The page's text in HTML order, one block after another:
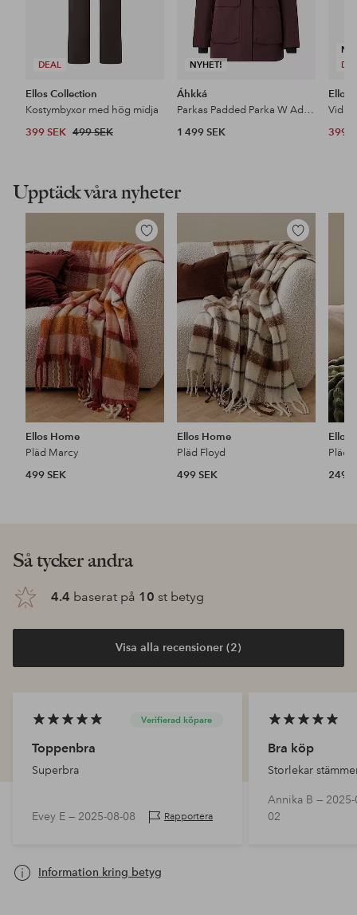
DEAL
Ellos Collection
Kostymbyxor med hög midja
399 SEK 499 SEK
NYHET!
Áhkká
Parkas Padded Parka W Adjustable Waist
1 499 SEK
Ellos
399
Upptäck våra nyheter
Lägg
till
i
favoriter
Ellos Home
Pläd Marcy
499 SEK
Lägg
till
i
favoriter
Ellos Home
Pläd Floyd
499 SEK
Ellos
Pläd
249
Så tycker andra
4.4 baserat på 10 st betyg
Visa alla recensioner (2)
Verifierad köpare
Toppenbra
Superbra
Evey E — 2025-08-08 Rapportera
Bra köp
Storlekar
Annika B — 2025-
02
Information kring betyg